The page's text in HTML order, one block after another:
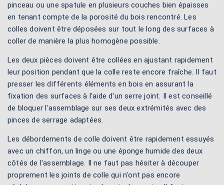
pinceau ou une spatule en plusieurs couches bien épaisses
en tenant compte de la porosité du bois rencontré. Les
colles doivent être déposées sur tout le long des surfaces à
coller de manière la plus homogène possible.
Les deux pièces doivent être collées en ajustant rapidement
leur position pendant que la colle reste encore fraîche. Il faut
presser les différents éléments en bois en assurant la
fixation des surfaces à l'aide d'un serre joint. Il est conseillé
de bloquer l'assemblage sur ses deux extrémités avec des
pinces de serrage adaptées.
Les débordements de colle doivent être rapidement essuyés
avec un chiffon, un linge ou une éponge humide des deux
côtés de l'assemblage. Il ne faut pas hésiter à découper
proprement les joints de colle qui n'ont pas encore